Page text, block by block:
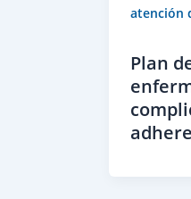
atención
Plan